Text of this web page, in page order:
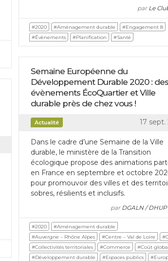
parLe
#2020 #Aménagement durable
#Engagement 8
#Évènements
#Planification #Santé
Semaine Européenne du
Développement Durable 2020 : des
évènements ÉcoQuartier et Ville
durable près de chez vous !
Actualité 17 sept.
Dans le cadre d’une Semaine de la Ville
durable, le ministère de la Transition
écologique propose des animations
en France en septembre et octobre
pour promouvoir des villes et des
sobres, résilients et inclusifs.
parDGALN /
#2020
#Aménagement durable
#Auvergne – Rhône Alpes
#Centre – Val de Loire
#Collectivités territoriales
#Commerce
#Coût
#Développement durable
#Espaces publics